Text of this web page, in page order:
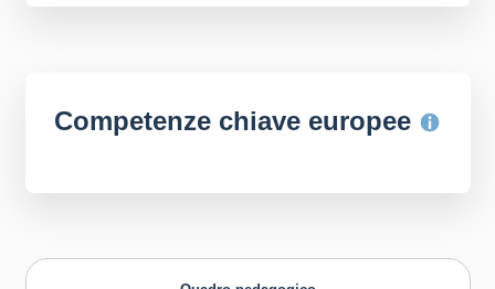
Competenze chiave europee